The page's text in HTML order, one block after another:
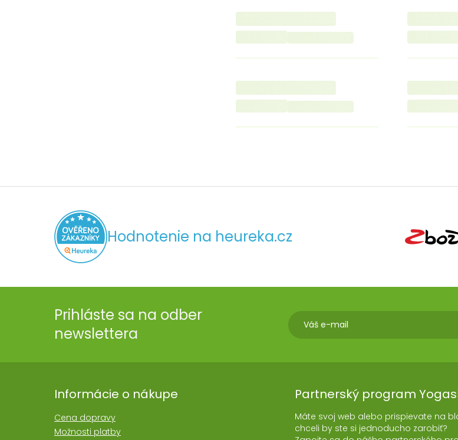
Hodnotenie na heureka.cz
Prihláste sa na odber
newslettera
Informácie o nákupe
Cena dopravy
Možnosti platby
Partnerský program
Máte svoj web alebo prispievate na
chceli by ste si jednoducho zarobiť?